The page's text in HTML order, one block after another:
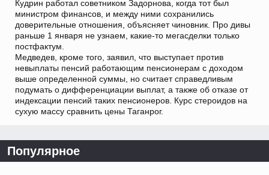
Кудрин работал советником Задорнова, когда тот был
министром финансов, и между ними сохранились
доверительные отношения, объясняет чиновник. Про дивы
раньше 1 января не узнаем, какие-то мегасделки только
постфактум.
Медведев, кроме того, заявил, что выступает против
невыплаты пенсий работающим пенсионерам с доходом
выше определенной суммы, но считает справедливым
подумать о дифференциации выплат, а также об отказе от
индексации пенсий таких пенсионеров. Курс стероидов на
сухую массу сравнить цены Таганрог.
Популярное